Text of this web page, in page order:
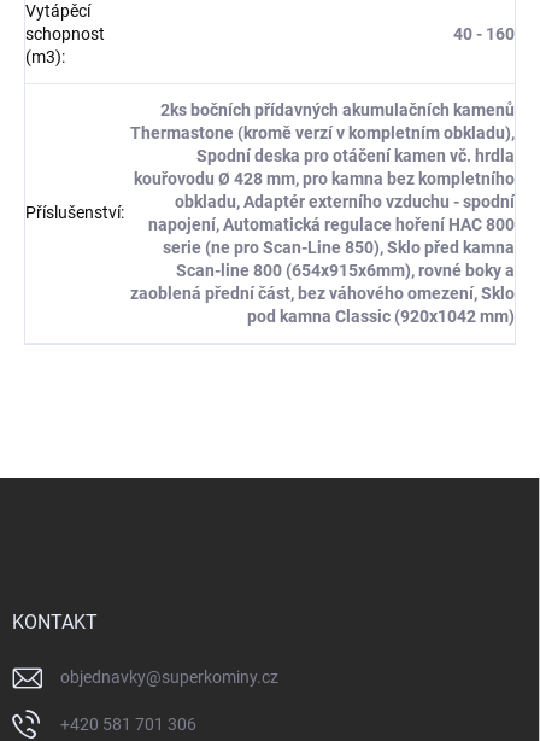
Vytápěcí
schopnost
(m3):
40 - 160
Příslušenství:
2ks bočních přídavných akumulačních kamenů
Thermastone (kromě verzí v kompletním obkladu),
Spodní deska pro otáčení kamen vč. hrdla
kouřovodu Ø 428 mm, pro kamna bez kompletního
obkladu, Adaptér externího vzduchu - spodní
napojení, Automatická regulace hoření HAC 800
serie (ne pro Scan-Line 850), Sklo před kamna
Scan-line 800 (654x915x6mm), rovné boky a
zaoblená přední část, bez váhového omezení, Sklo
pod kamna Classic (920x1042 mm)
KONTAKT
objednavky@superkominy.cz
+420 581 701 306